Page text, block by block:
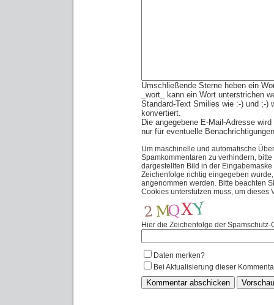
Umschließende Sterne heben ein
_wort_ kann ein Wort unterstrichen
Standard-Text Smilies wie :-) und ;-)
konvertiert.
Die angegebene E-Mail-Adresse
nur für eventuelle
Um maschinelle und automatische
Spamkommentaren zu verhindern,
dargestellten Bild in der
Zeichenfolge richtig eingegeben
angenommen werden. Bitte beachten
Cookies unterstützen muss, um dieses
Hier die Zeichenfolge der Spamschutz-
Daten merken?
Bei Aktualisierung dieser